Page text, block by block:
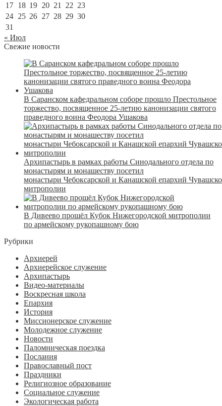
17 18 19 20 21 22 23
24 25 26 27 28 29 30
31
« Июл
Свежие новости
В Саранском кафедральном соборе прошло Престольное
торжество, посвященное 25-летию канонизации святого
праведного воина Феодора Ушакова
Архипастырь в рамках работы Синодального отдела по
монастырям и монашеству посетил
монастыри Чебоксарской и Канашской епархий
митрополии
В Дивеево прошёл Кубок Нижегородской митрополии
по армейскому рукопашному бою
Рубрики
Архиерей
Архиерейское служение
Архипастырь
Видео-материалы
Воскресная школа
Епархия
История
Миссионерское служение
Молодежное служение
Новости
Паломническая поездка
Послания
Православный пост
Праздники
Религиозное образование
Социальное служение
Экологическая работа